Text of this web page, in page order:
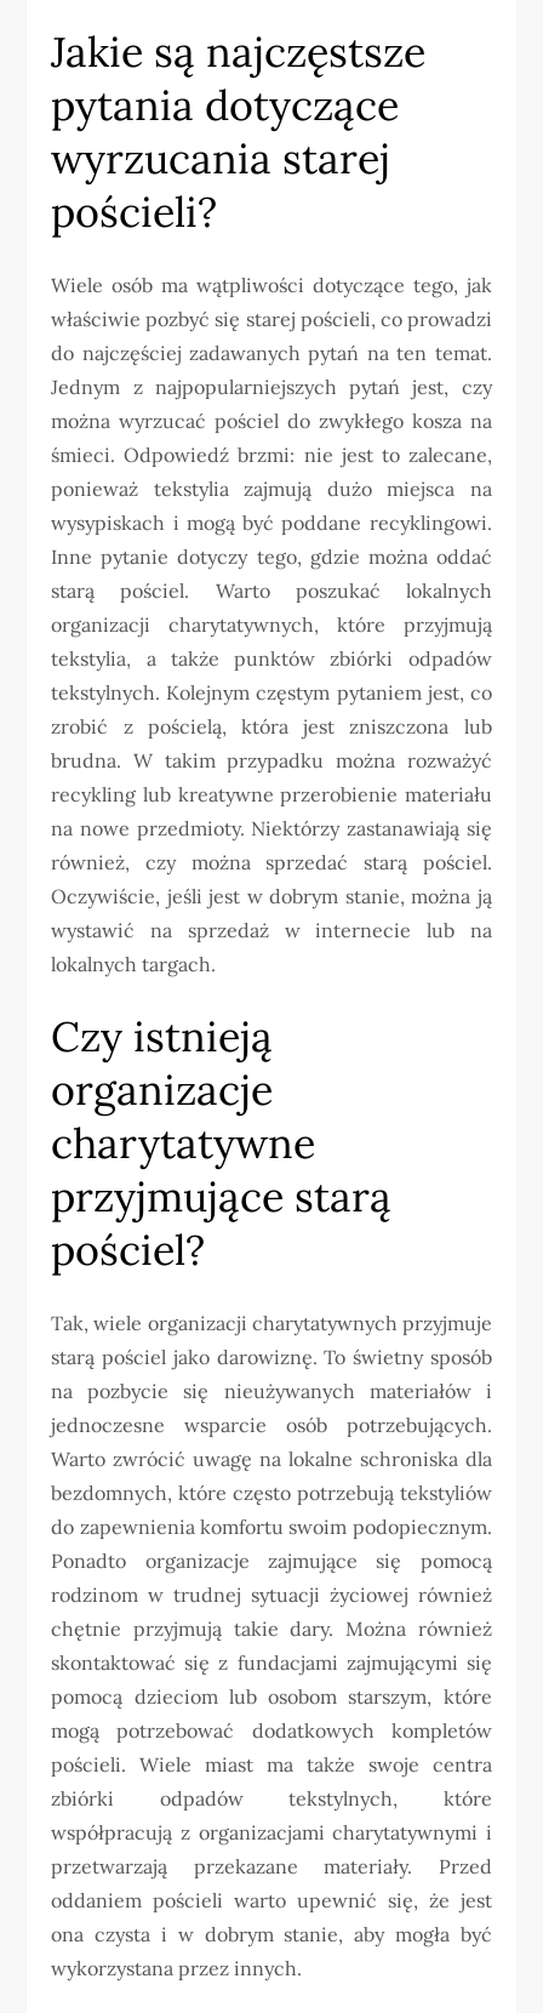
Jakie są najczęstsze
pytania dotyczące
wyrzucania starej
pościeli?
Wiele osób ma wątpliwości dotyczące tego, jak
właściwie pozbyć się starej pościeli, co prowadzi
do najczęściej zadawanych pytań na ten temat.
Jednym z najpopularniejszych pytań jest, czy
można wyrzucać pościel do zwykłego kosza na
śmieci. Odpowiedź brzmi: nie jest to zalecane,
ponieważ tekstylia zajmują dużo miejsca na
wysypiskach i mogą być poddane recyklingowi.
Inne pytanie dotyczy tego, gdzie można oddać
starą pościel. Warto poszukać lokalnych
organizacji charytatywnych, które przyjmują
tekstylia, a także punktów zbiórki odpadów
tekstylnych. Kolejnym częstym pytaniem jest, co
zrobić z pościelą, która jest zniszczona lub
brudna. W takim przypadku można rozważyć
recykling lub kreatywne przerobienie materiału
na nowe przedmioty. Niektórzy zastanawiają się
również, czy można sprzedać starą pościel.
Oczywiście, jeśli jest w dobrym stanie, można ją
wystawić na sprzedaż w internecie lub na
lokalnych targach.
Czy istnieją
organizacje
charytatywne
przyjmujące starą
pościel?
Tak, wiele organizacji charytatywnych przyjmuje
starą pościel jako darowiznę. To świetny sposób
na pozbycie się nieużywanych materiałów i
jednoczesne wsparcie osób potrzebujących.
Warto zwrócić uwagę na lokalne schroniska dla
bezdomnych, które często potrzebują tekstyliów
do zapewnienia komfortu swoim podopiecznym.
Ponadto organizacje zajmujące się pomocą
rodzinom w trudnej sytuacji życiowej również
chętnie przyjmują takie dary. Można również
skontaktować się z fundacjami zajmującymi się
pomocą dzieciom lub osobom starszym, które
mogą potrzebować dodatkowych kompletów
pościeli. Wiele miast ma także swoje centra
zbiórki odpadów tekstylnych, które
współpracują z organizacjami charytatywnymi i
przetwarzają przekazane materiały. Przed
oddaniem pościeli warto upewnić się, że jest
ona czysta i w dobrym stanie, aby mogła być
wykorzystana przez innych.